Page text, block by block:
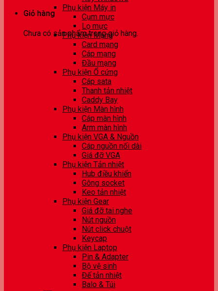
Giỏ hàng
Chưa có sản phẩm trong giỏ hàng.
Phụ kiện Máy in
Cụm mực
Lọ mực
Phụ kiện Mạng
Card mạng
Cáp mạng
Đầu mạng
Phụ kiện Ổ cứng
Cáp sata
Thanh tản nhiệt
Caddy Bay
Phụ kiện Màn hình
Cáp màn hình
Arm màn hình
Phụ kiện VGA & Nguồn
Cáp nguồn nối dài
Giá đỡ VGA
Phụ kiện Tản nhiệt
Hub điều khiển
Gông socket
Keo tản nhiệt
Phụ kiện Gear
Giá đỡ tai nghe
Nút nguồn
Nút click chuột
Keycap
Phụ kiện Laptop
Pin & Adapter
Bộ vệ sinh
Đế tản nhiệt
Balo & Túi